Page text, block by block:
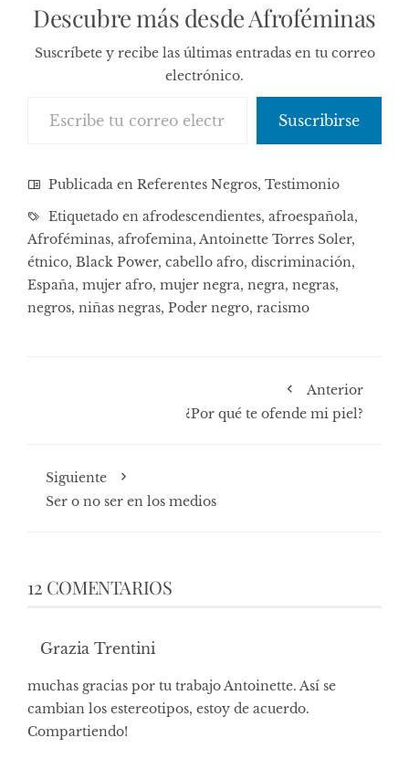
Descubre más desde Afroféminas
Suscríbete y recibe las últimas entradas en tu correo
electrónico.
Suscribirse
Publicada en Referentes Negros, Testimonio
Etiquetado en afrodescendientes, afroespañola,
Afroféminas, afrofemina, Antoinette Torres Soler,
étnico, Black Power, cabello afro, discriminación,
España, mujer afro, mujer negra, negra, negras,
negros, niñas negras, Poder negro, racismo
Anterior
¿Por qué te ofende mi piel?
Siguiente
Ser o no ser en los medios
12 COMENTARIOS
Grazia Trentini
muchas gracias por tu trabajo Antoinette. Así se
cambian los estereotipos, estoy de acuerdo.
Compartiendo!